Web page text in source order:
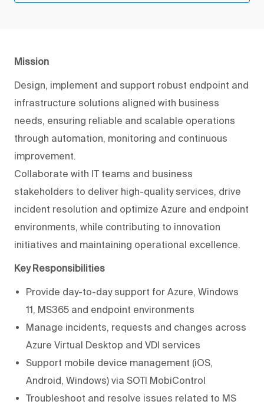
Mission
Design, implement and support robust endpoint and
infrastructure solutions aligned with business
needs, ensuring reliable and scalable operations
through automation, monitoring and continuous
improvement.
Collaborate with IT teams and business
stakeholders to deliver high-quality services, drive
incident resolution and optimize Azure and endpoint
environments, while contributing to innovation
initiatives and maintaining operational excellence.
Key Responsibilities
Provide day-to-day support for Azure, Windows
11, MS365 and endpoint environments
Manage incidents, requests and changes across
Azure Virtual Desktop and VDI services
Support mobile device management (iOS,
Android, Windows) via SOTI MobiControl
Troubleshoot and resolve issues related to MS